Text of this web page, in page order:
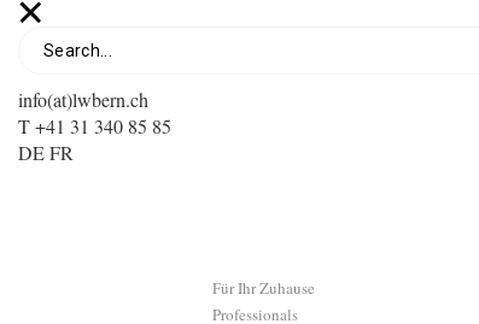
info(at)lwbern.ch
T +41 31 340 85 85
DEFR
Für Ihr Zuhause
Professionals